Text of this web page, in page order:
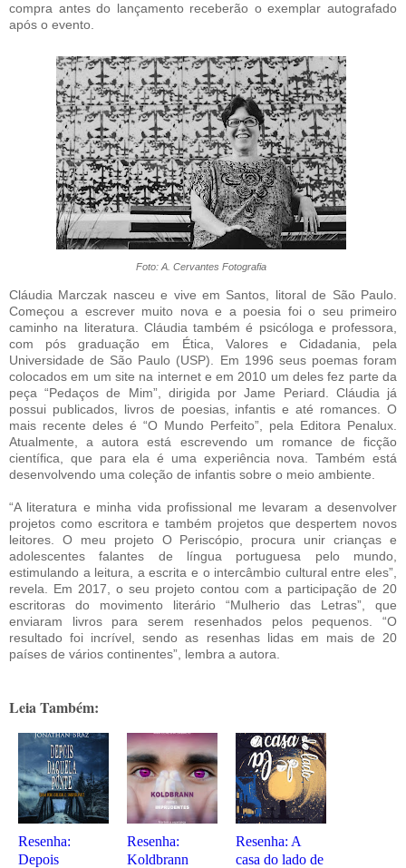
compra antes do lançamento receberão o exemplar autografado
após o evento.
Foto: A. Cervantes Fotografia
Cláudia Marczak nasceu e vive em Santos, litoral de São Paulo.
Começou a escrever muito nova e a poesia foi o seu primeiro
caminho na literatura. Cláudia também é psicóloga e professora,
com pós graduação em Ética, Valores e Cidadania, pela
Universidade de São Paulo (USP). Em 1996 seus poemas foram
colocados em um site na internet e em 2010 um deles fez parte da
peça “Pedaços de Mim”, dirigida por Jame Periard. Cláudia já
possui publicados, livros de poesias, infantis e até romances. O
mais recente deles é “O Mundo Perfeito”, pela Editora Penalux.
Atualmente, a autora está escrevendo um romance de ficção
científica, que para ela é uma experiência nova. Também está
desenvolvendo uma coleção de infantis sobre o meio ambiente.
“A literatura e minha vida profissional me levaram a desenvolver
projetos como escritora e também projetos que despertem novos
leitores. O meu projeto O Periscópio, procura unir crianças e
adolescentes falantes de língua portuguesa pelo mundo,
estimulando a leitura, a escrita e o intercâmbio cultural entre eles”,
revela. Em 2017, o seu projeto contou com a participação de 20
escritoras do movimento literário “Mulherio das Letras”, que
enviaram livros para serem resenhados pelos pequenos. “O
resultado foi incrível, sendo as resenhas lidas em mais de 20
países de vários continentes”, lembra a autora.
Leia Também:
Resenha:
Depois
Resenha:
Koldbrann
Resenha: A
casa do lado de